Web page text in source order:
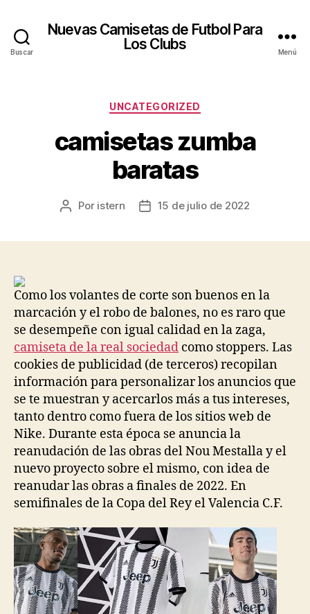
Buscar
Nuevas Camisetas de Futbol Para
Los Clubs
Menú
Categorías
UNCATEGORIZED
camisetas zumba
baratas
Autor
Por istern
Fecha15 de julio de 2022
Como los volantes de corte son buenos en la
marcación y el robo de balones, no es raro que
se desempeñe con igual calidad en la zaga,
camiseta de la real sociedad como stoppers. Las
cookies de publicidad (de terceros) recopilan
información para personalizar los anuncios que
se te muestran y acercarlos más a tus intereses,
tanto dentro como fuera de los sitios web de
Nike. Durante esta época se anuncia la
reanudación de las obras del Nou Mestalla y el
nuevo proyecto sobre el mismo, con idea de
reanudar las obras a finales de 2022. En
semifinales de la Copa del Rey el Valencia C.F.